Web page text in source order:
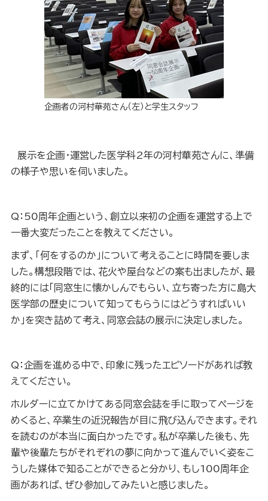
企画者の河村華苑さん（左）と学生スタッフ
展示を企画・運営した医学科2年の河村華苑さんに、準備
の様子や思いを伺いました。
Q：50周年企画という、創立以来初の企画を運営する上で
一番大変だったことを教えてください。
まず、「何をするのか」について考えることに時間を要しま
した。構想段階では、花火や屋台などの案も出ましたが、最
終的には「同窓生に懐かしんでもらい、立ち寄った方に島大
医学部の歴史について知ってもらうにはどうすればいい
か」を突き詰めて考え、同窓会誌の展示に決定しました。
Q：企画を進める中で、印象に残ったエピソードがあれば教
えてください。
ホルダーに立てかけてある同窓会誌を手に取ってページを
めくると、卒業生の近況報告が目に飛び込んできます。それ
を読むのが本当に面白かったです。私が卒業した後も、先
輩や後輩たちがそれぞれの夢に向かって進んでいく姿をこ
うした媒体で知ることができると分かり、もし100周年企
画があれば、ぜひ参加してみたいと感じました。